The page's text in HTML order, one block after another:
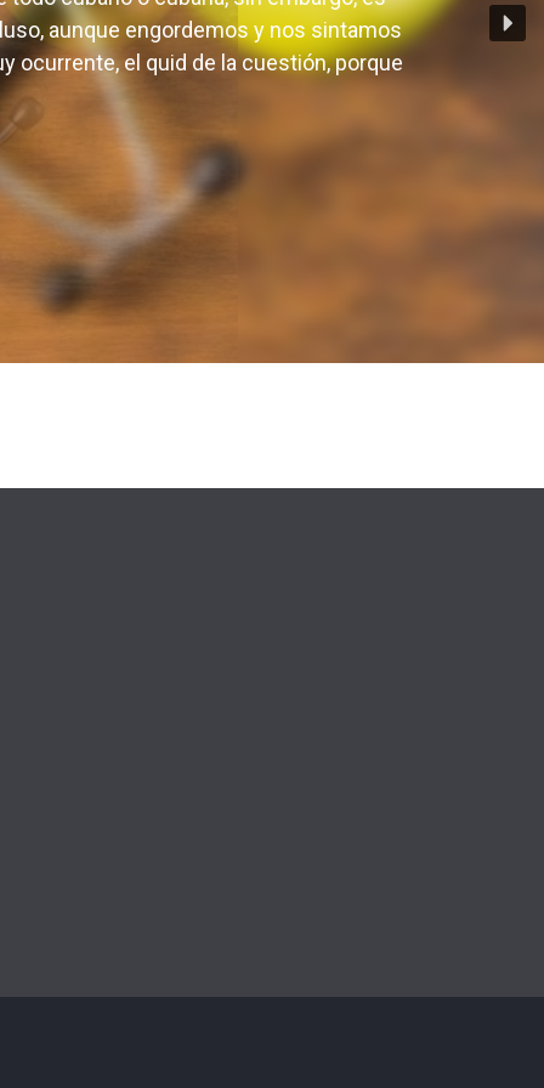
un buen postre seguido de una
cubano o cubana, sin embargo, es
aunque engordemos y nos sintamos
el quid de la cuestión, porque